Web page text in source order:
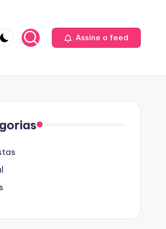
Assine o feed